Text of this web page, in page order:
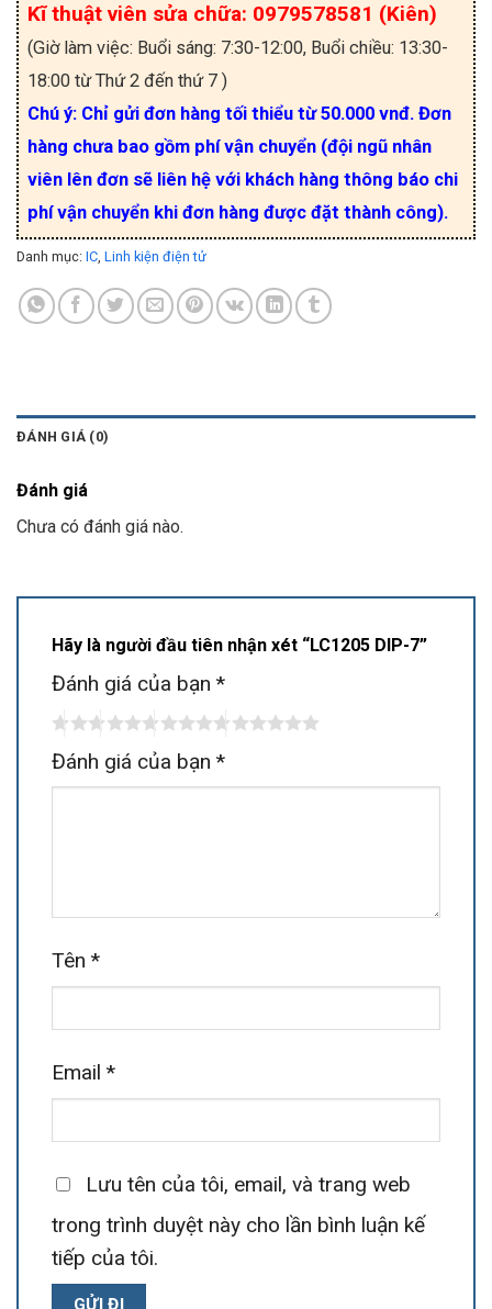
Kĩ thuật viên sửa chữa: 0979578581 (Kiên)
(Giờ làm việc: Buổi sáng: 7:30-12:00, Buổi chiều: 13:30-
18:00 từ Thứ 2 đến thứ 7 )
Chú ý: Chỉ gửi đơn hàng tối thiểu từ 50.000 vnđ. Đơn
hàng chưa bao gồm phí vận chuyển (đội ngũ nhân
viên lên đơn sẽ liên hệ với khách hàng thông báo chi
phí vận chuyển khi đơn hàng được đặt thành công).
Danh mục: IC, Linh kiện điện tử
ĐÁNH GIÁ (0)
Đánh giá
Chưa có đánh giá nào.
Hãy là người đầu tiên nhận xét “LC1205 DIP-7”
Đánh giá của bạn *
Đánh giá của bạn *
Tên *
Email *
Lưu tên của tôi, email, và trang web
trong trình duyệt này cho lần bình luận kế
tiếp của tôi.